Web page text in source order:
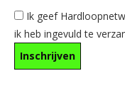
Ik geef
ik heb ingevuld te